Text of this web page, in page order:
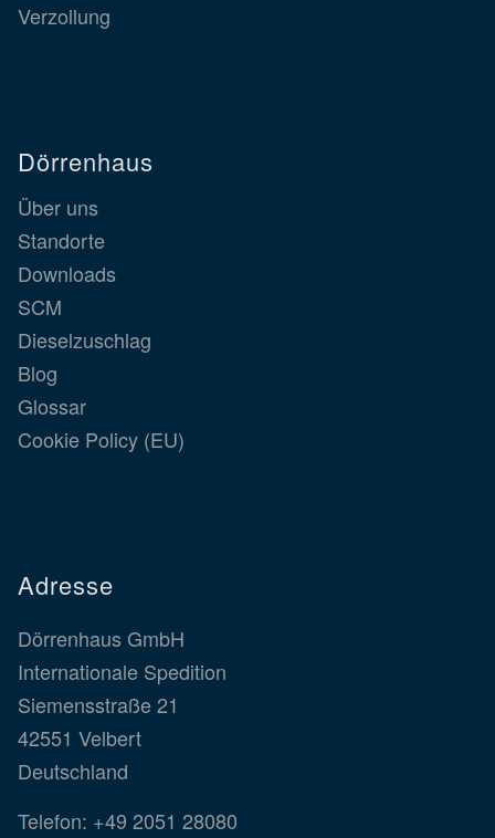
Verzollung
Dörrenhaus
Über uns
Standorte
Downloads
SCM
Dieselzuschlag
Blog
Glossar
Cookie Policy (EU)
Adresse
Dörrenhaus GmbH
Internationale Spedition
Siemensstraße 21
42551 Velbert
Deutschland
Telefon: +49 2051 28080